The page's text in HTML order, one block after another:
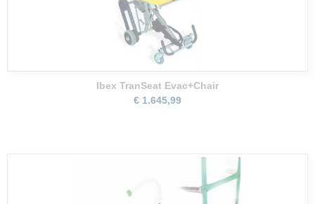
Ibex TranSeat Evac+Chair
€ 1.645,99